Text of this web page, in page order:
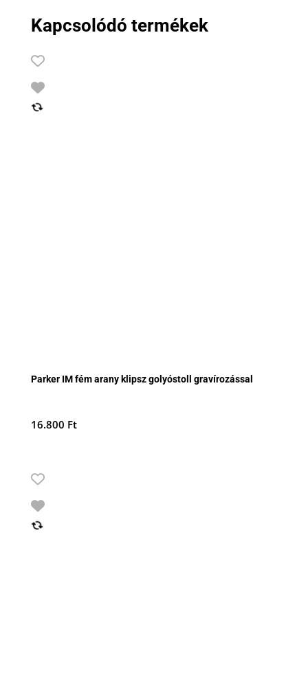
Kapcsolódó termékek
Parker IM fém arany klipsz golyóstoll gravírozással
16.800 Ft